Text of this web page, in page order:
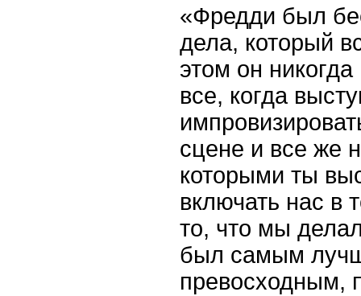
«Фредди был
дела, который
этом он
все, когда
сцене и все же
которыми ты
включать нас в
то, что мы
был самым
превосходным,